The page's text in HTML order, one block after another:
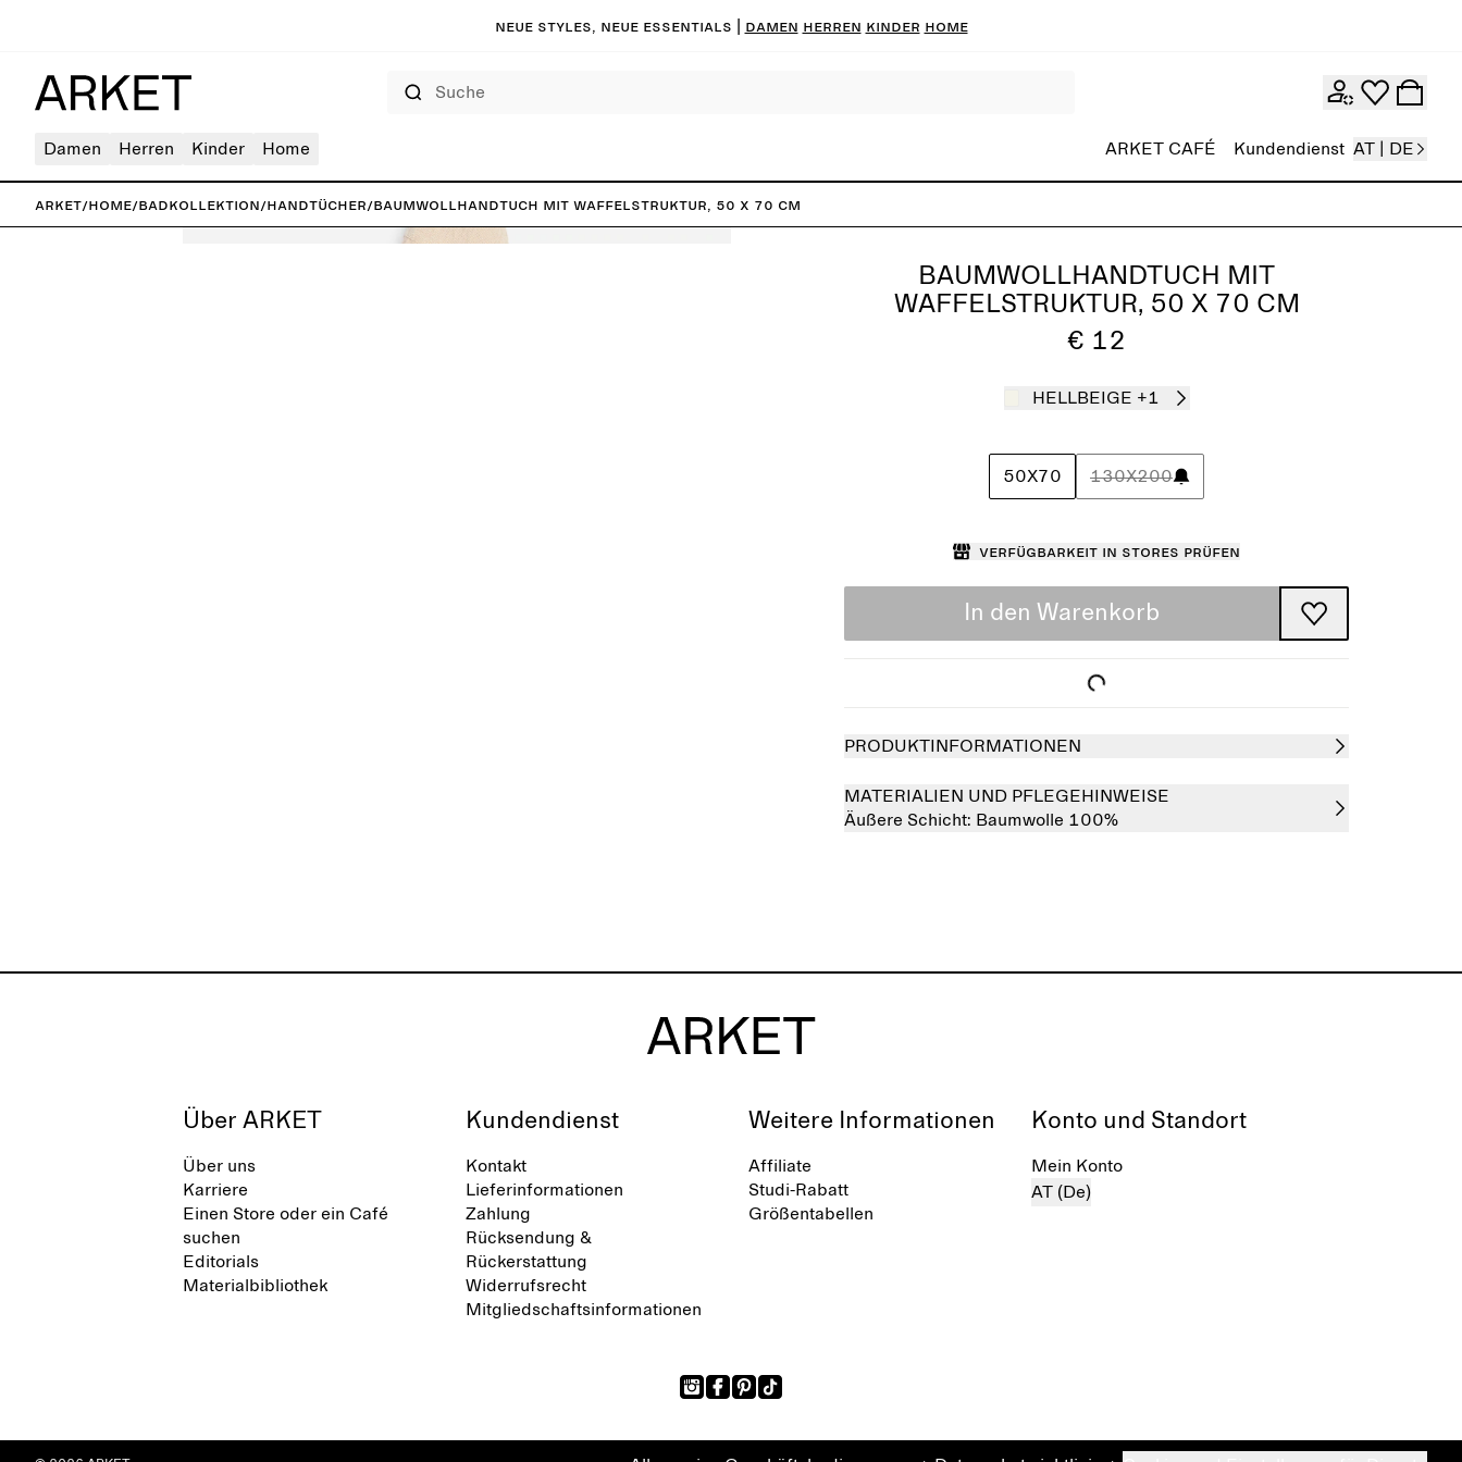
Neue Styles, neue Essentials | DAMEN HERREN KINDER HOME
Damen Herren Kinder Home ARKET CAFÉ Kundendienst AT | DE
ARKET/Home/Badkollektion/Handtücher/Baumwollhandtuch mit Waffelstruktur, 50 x 70 cm
BAUMWOLLHANDTUCH MIT
WAFFELSTRUKTUR, 50 X 70 CM
€ 12
HELLBEIGE +1
50X70 130X200
Verfügbarkeit in Stores prüfen
In den Warenkorb
PRODUKTINFORMATIONEN
MATERIALIEN UND PFLEGEHINWEISE
Äußere Schicht: Baumwolle 100%
Über ARKET
Über uns
Karriere
Einen Store oder ein Café
suchen
Editorials
Materialbibliothek
Kundendienst
Kontakt
Lieferinformationen
Zahlung
Rücksendung &
Rückerstattung
Widerrufsrecht
Mitgliedschaftsinformationen
Weitere Informationen
Affiliate
Studi-Rabatt
Größentabellen
Konto und Standort
Mein Konto
AT (De)